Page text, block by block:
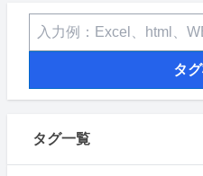
タ
タグ一覧